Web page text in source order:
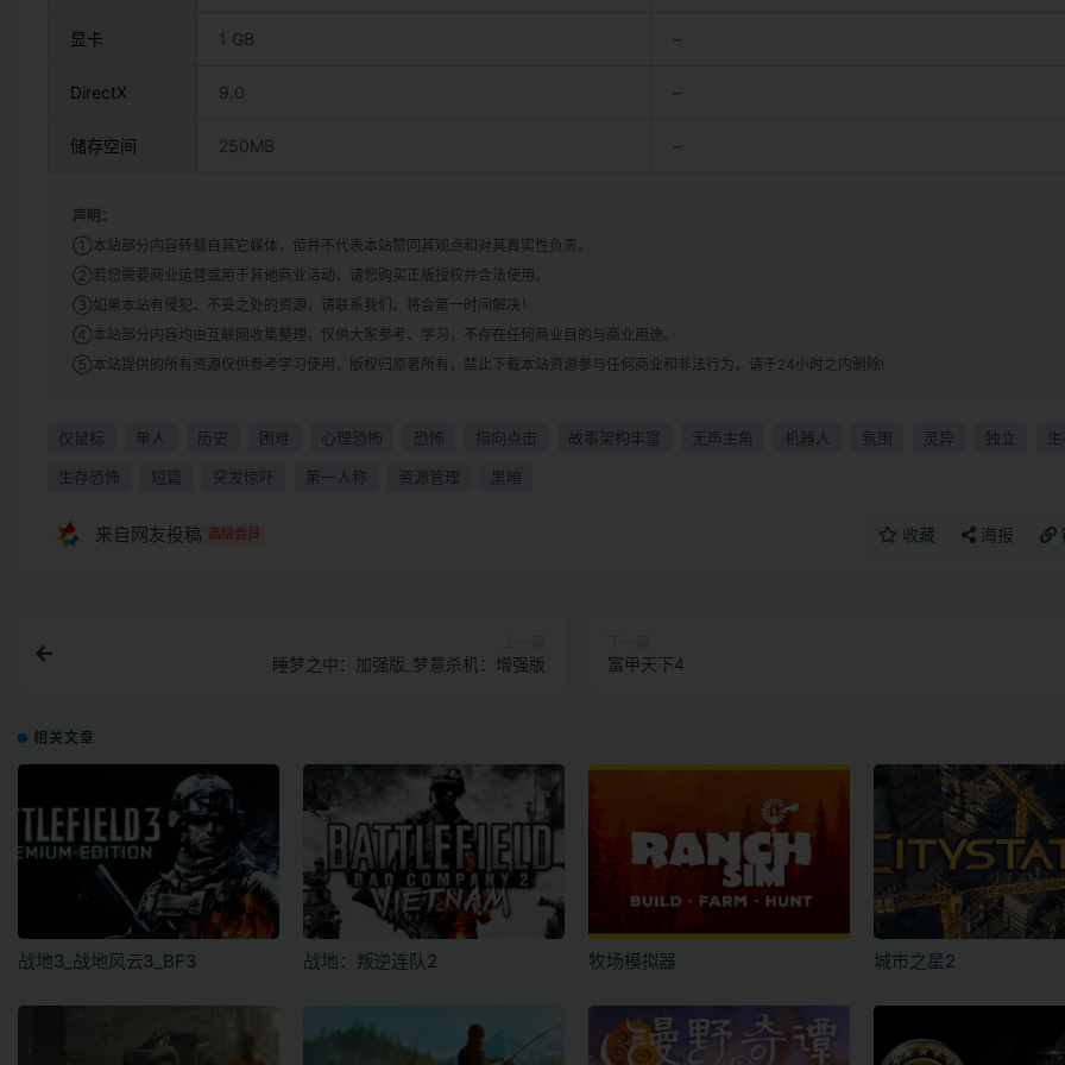
显卡 1 GB –
DirectX 9.0 –
储存空间 250MB –
声明：
①本站部分内容转载自其它媒体，但并不代表本站赞同其观点和对其真实性负责。
②若您需要商业运营或用于其他商业活动，请您购买正版授权并合法使用。
③如果本站有侵犯、不妥之处的资源，请联系我们。将会第一时间解决！
④本站部分内容均由互联网收集整理，仅供大家参考、学习，不存在任何商业目的与商业用途。
⑤本站提供的所有资源仅供参考学习使用，版权归原著所有，禁止下载本站资源参与任何商业和非法行为，请于24小时之内删除!
仅鼠标 单人 历史 困难 心理恐怖 恐怖 指向点击 故事架构丰富 无声主角 机器人 氛围 灵异 独立
生存恐怖 短篇 突发惊吓 第一人称 资源管理 黑暗
来自网友投稿 高级会员 收藏 海报
睡梦之中：加强版_梦意杀机：增强版 富甲天下4
相关文章
战地3_战地风云3_BF3 战地：叛逆连队2 牧场模拟器 城市之星2